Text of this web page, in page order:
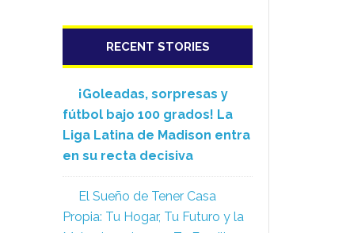
RECENT STORIES
¡Goleadas, sorpresas y
fútbol bajo 100 grados! La
Liga Latina de Madison entra
en su recta decisiva
El Sueño de Tener Casa
Propia: Tu Hogar, Tu Futuro y la